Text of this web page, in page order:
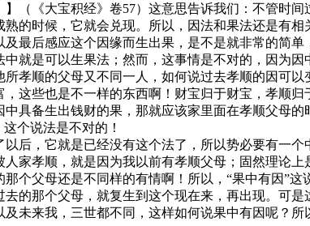
（《大宝积经》卷57）这意思告诉我们：不管时
的时候，它就会兑现。所以，因法和果法还是有
最后感应这个因缘而生出果，是不是就非常的简单
是可以生果法；然而，这事情是不对的，因为因
孝顺的父母又不同一人，如何说过去孝顺的因可
这些也是不一样的东西啊！财宝归于财宝，孝顺
具备生出钱财的果，那就应该家里面在孝顺父母
个说法是不对的！
，它就是已经没有这个法了，所以势必要有一个
家孝顺，就是因为我以前有孝顺父母；固然理论
个父母还是不同样的有情啊！所以，“果中有因”这
那个父母，就复生到这个现在来，再出现。可是
未来我，三世都不同，这样如何说果中有因呢？